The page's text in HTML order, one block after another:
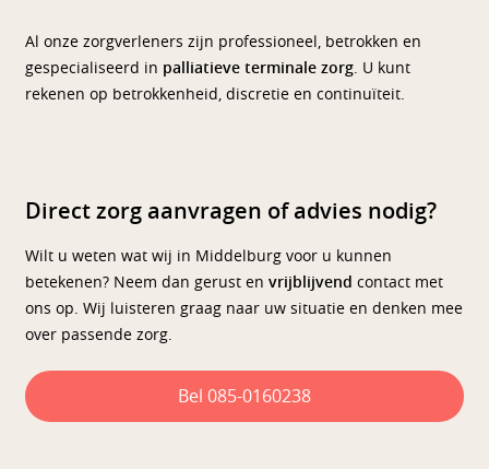
Al onze zorgverleners zijn professioneel, betrokken en
gespecialiseerd in palliatieve terminale zorg. U kunt
rekenen op betrokkenheid, discretie en continuïteit.
Direct zorg aanvragen of advies nodig?
Wilt u weten wat wij in Middelburg voor u kunnen
betekenen? Neem dan gerust envrijblijvend contact met
ons op. Wij luisteren graag naar uw situatie en denken mee
over passende zorg.
Bel 085-0160238